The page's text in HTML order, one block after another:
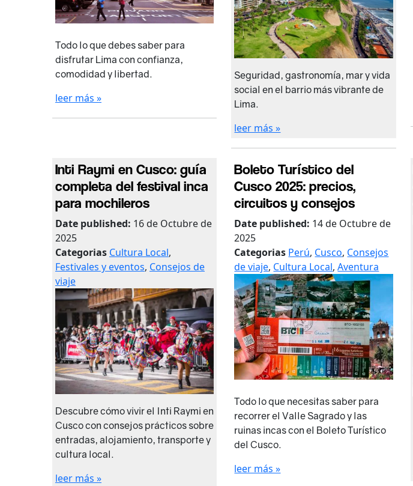
Todo lo que debes saber para
disfrutar Lima con confianza,
comodidad y libertad.
leer más »
Seguridad, gastronomía, mar y vida
social en el barrio más vibrante de
Lima.
leer más »
Inti Raymi en Cusco: guía
completa del festival inca
para mochileros
Date published: 16 de Octubre de
2025
Categorias Cultura Local,
Festivales y eventos, Consejos de
viaje
Descubre cómo vivir el Inti Raymi en
Cusco con consejos prácticos sobre
entradas, alojamiento, transporte y
cultura local.
leer más »
Boleto Turístico del
Cusco 2025: precios,
circuitos y consejos
Date published: 14 de Octubre de
2025
Categorias Perú, Cusco, Consejos
de viaje, Cultura Local,Aventura
Todo lo que necesitas saber para
recorrer el Valle Sagrado y las
ruinas incas con el Boleto Turístico
del Cusco.
leer más »